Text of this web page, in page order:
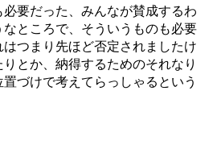
要だった、みんなが賛成するわ
ところで、そういうものも必要
つまり先ほど否定されましたけ
とか、納得するためのそれなり
づけで考えてらっしゃるという